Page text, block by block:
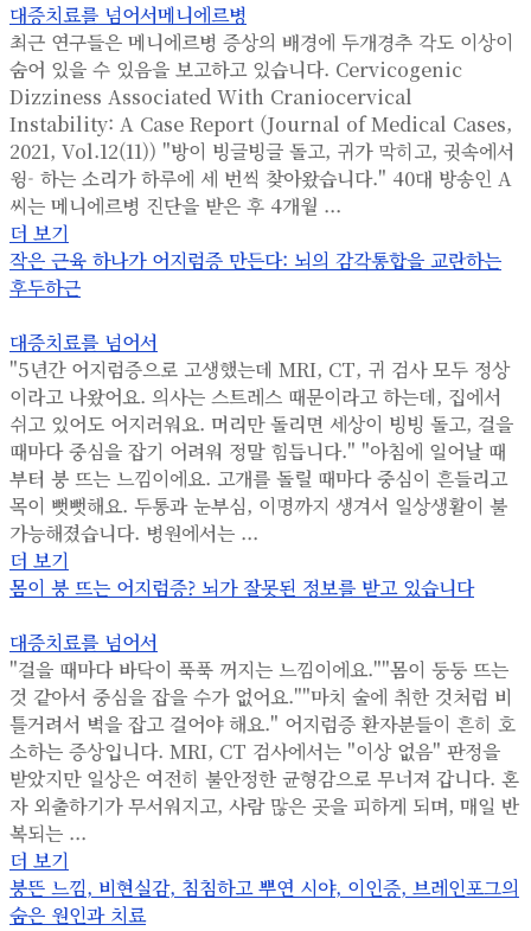
대증치료를 넘어서메니에르병
최근 연구들은 메니에르병 증상의 배경에 두개경추 각도 이상이
숨어 있을 수 있음을 보고하고 있습니다. Cervicogenic
Dizziness Associated With Craniocervical
Instability: A Case Report (Journal of Medical Cases,
2021, Vol.12(11)) "방이 빙글빙글 돌고, 귀가 막히고, 귓속에서
윙- 하는 소리가 하루에 세 번씩 찾아왔습니다." 40대 방송인 A
씨는 메니에르병 진단을 받은 후 4개월 ...
더 보기
작은 근육 하나가 어지럼증 만든다: 뇌의 감각통합을 교란하는
후두하근
대증치료를 넘어서
"5년간 어지럼증으로 고생했는데 MRI, CT, 귀 검사 모두 정상
이라고 나왔어요. 의사는 스트레스 때문이라고 하는데, 집에서
쉬고 있어도 어지러워요. 머리만 돌리면 세상이 빙빙 돌고, 걸을
때마다 중심을 잡기 어려워 정말 힘듭니다." "아침에 일어날 때
부터 붕 뜨는 느낌이에요. 고개를 돌릴 때마다 중심이 흔들리고
목이 뻣뻣해요. 두통과 눈부심, 이명까지 생겨서 일상생활이 불
가능해졌습니다. 병원에서는 ...
더 보기
몸이 붕 뜨는 어지럼증? 뇌가 잘못된 정보를 받고 있습니다
대증치료를 넘어서
"걸을 때마다 바닥이 푹푹 꺼지는 느낌이에요.""몸이 둥둥 뜨는
것 같아서 중심을 잡을 수가 없어요.""마치 술에 취한 것처럼 비
틀거려서 벽을 잡고 걸어야 해요." 어지럼증 환자분들이 흔히 호
소하는 증상입니다. MRI, CT 검사에서는 "이상 없음" 판정을
받았지만 일상은 여전히 불안정한 균형감으로 무너져 갑니다. 혼
자 외출하기가 무서워지고, 사람 많은 곳을 피하게 되며, 매일 반
복되는 ...
더 보기
붕뜬 느낌, 비현실감, 침침하고 뿌연 시야, 이인증, 브레인포그의
숨은 원인과 치료